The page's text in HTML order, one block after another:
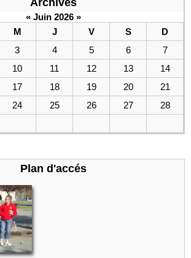
« Juin 2026 »
M J V S
D
3 4 5 6
7
10 11 12 13
14
17 18 19 20
21
24 25 26 27
28
Plan d'accés